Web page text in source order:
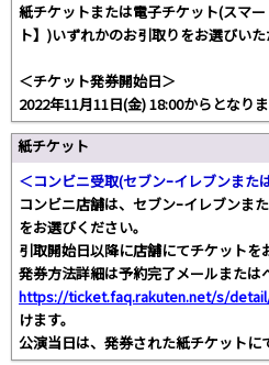
紙チケットまたは電子チケット(スマ
ト】)いずれかのお引取りをお選びいた
＜チケット発券開始日＞
2022年11月11日(金) 18:00からとなり
紙チケット
＜コンビニ受取(セブンｰイレブンまた
コンビニ店舗は、セブンｰイレブンま
をお選びください。
引取開始日以降に店舗にてチケットを
発券方法詳細は予約完了メールまたは
https://ticket.faq.rakuten.net/s/
けます。
公演当日は、発券された紙チケットに